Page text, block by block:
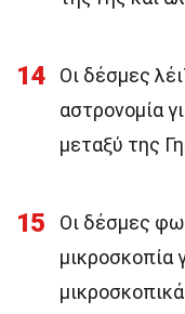
14
Οι δέσμες
αστρονομία
μεταξύ της
15
Οι δέσμες
μικροσκοπία